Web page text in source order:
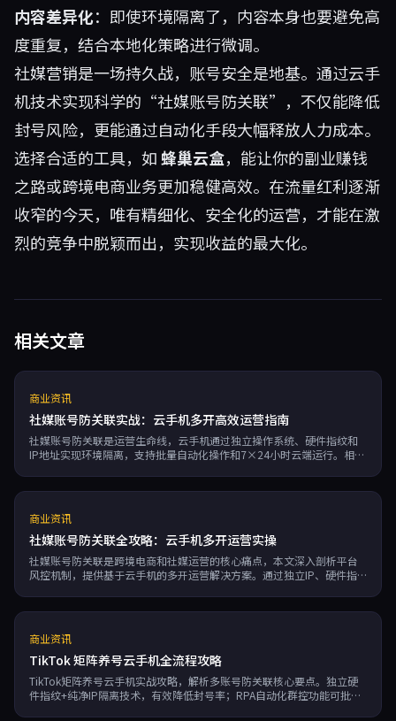
内容差异化：即使环境隔离了，内容本身也要避免高
度重复，结合本地化策略进行微调。
社媒营销是一场持久战，账号安全是地基。通过云手
机技术实现科学的“社媒账号防关联”，不仅能降低
封号风险，更能通过自动化手段大幅释放人力成本。
选择合适的工具，如蜂巢云盒，能让你的副业赚钱
之路或跨境电商业务更加稳健高效。在流量红利逐渐
收窄的今天，唯有精细化、安全化的运营，才能在激
烈的竞争中脱颖而出，实现收益的最大化。
相关文章
商业资讯
社媒账号防关联实战：云手机多开高效运营指南
社媒账号防关联是运营生命线，云手机通过独立操作系统、硬件指纹和
IP地址实现环境隔离，支持批量自动化操作和7×24小时云端运行。相比
商业资讯
社媒账号防关联全攻略：云手机多开运营实操
社媒账号防关联是跨境电商和社媒运营的核心痛点，本文深入剖析平台
风控机制，提供基于云手机的多开运营解决方案。通过独立IP、硬件指
商业资讯
TikTok 矩阵养号云手机全流程攻略
TikTok矩阵养号云手机实战攻略，解析多账号防关联核心要点。独立硬
件指纹+纯净IP隔离技术，有效降低封号率；RPA自动化群控功能可批量